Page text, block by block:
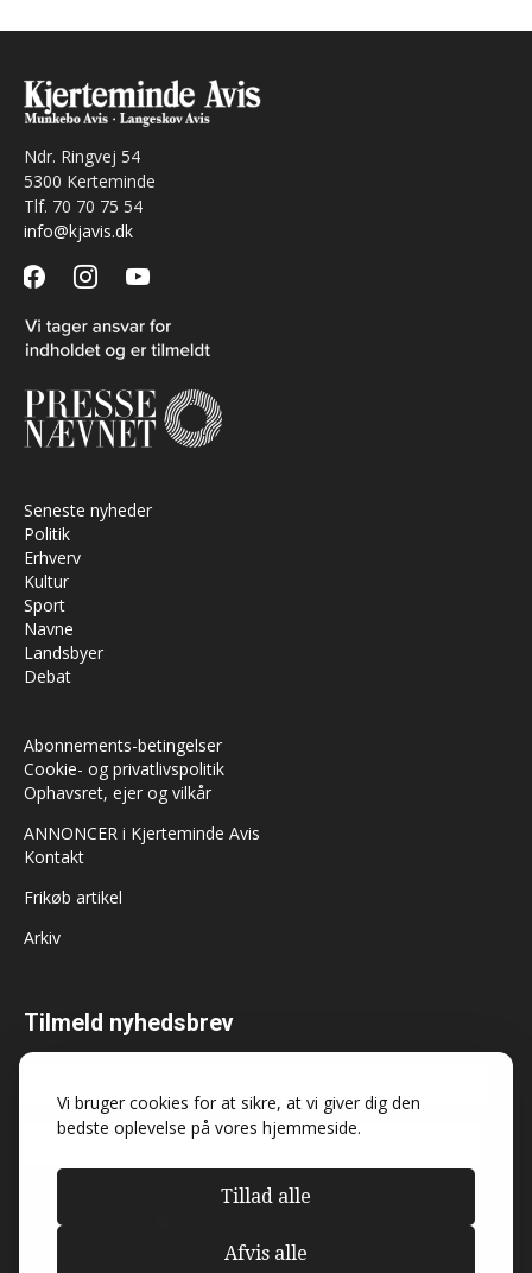
Vi bruger cookies for at sikre, at vi giver dig den
bedste oplevelse på vores hjemmeside.
Tillad alle
Afvis alle
Ndr. Ringvej 54
5300 Kerteminde
Tlf. 70 70 75 54
info@kjavis.dk
facebookinstagramyoutube
Seneste nyheder
Politik
Erhverv
Kultur
Sport
Navne
Landsbyer
Debat
Abonnements-betingelser
Cookie- og privatlivspolitik
Ophavsret, ejer og vilkår
ANNONCER i Kjerteminde Avis
Kontakt
Frikøb artikel
Arkiv
Tilmeld nyhedsbrev
Må Kjerteminde Avis sende dig nyheder og
markedsføring?